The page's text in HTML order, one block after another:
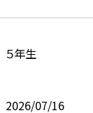
５年生
2026/07/16